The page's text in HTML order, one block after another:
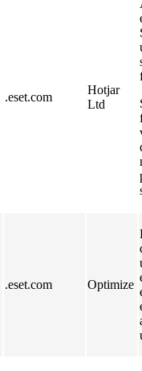
.eset.com
Hotjar
Ltd
.eset.com Optimize